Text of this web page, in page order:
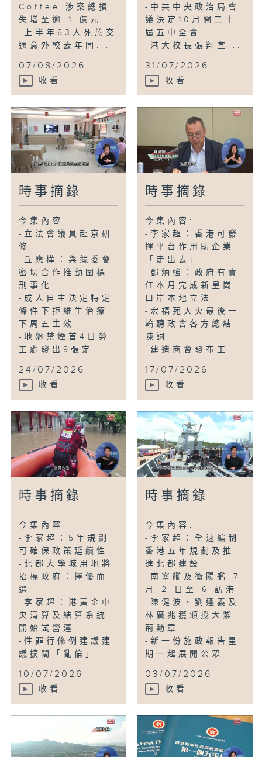
Coffee 涉案總損
失增至逾 1 億元
-上半年63人死於交
通意外較去年同...
07/08/2026
收看
-中共中央政治局會
議決定10月開二十
屆五中全會
-港大校長張翔宣...
31/07/2026
收看
時事摘錄
今集內容:
-立法會議員赴京研
修
-丘應樺：與競委會
密切合作推動圍標
刑事化
-成人自主決定特定
條件下拒維生治療
下周五生效
-地盤禁煙首4日勞
工處發出9張定...
24/07/2026
收看
時事摘錄
今集內容:
-李家超：香港可發
揮平台作用助企業
「走出去」
-鄧炳強：政府有責
任本月完成新皇崗
口岸本地立法
-宏福苑大火最後一
輪聽政會各方總結
陳詞
-建造商會發布工...
17/07/2026
收看
時事摘錄
今集內容:
-李家超：5年規劃
可確保政策延續性
-北都大學城用地將
招標政府：擇優而
選
-李家超：港黃金中
央清算及結算系統
開始試營運
-性罪行修例建議建
議擴闊「亂倫」...
10/07/2026
收看
時事摘錄
今集內容:
-李家超：全速編制
香港五年規劃及推
進北都建設
-南寧艦及衡陽艦 7
月 2 日至 6 訪港
-陳健波、劉遵義及
林廣兆獲頒授大紫
荊勳章
-新一份施政報告星
期一起展開公眾...
03/07/2026
收看